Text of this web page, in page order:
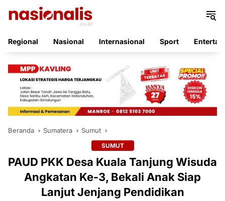
Regional
Nasional Internasional Sport
Beranda Sumatera Sumut
SUMUT
PAUD PKK Desa Kuala Tanjung Wisuda
Angkatan Ke-3, Bekali Anak Siap
Lanjut Jenjang Pendidikan